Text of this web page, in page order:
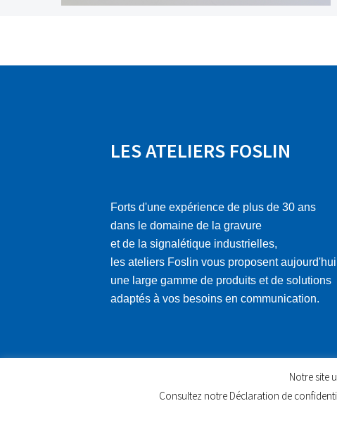
LES ATELIERS FOSLIN
Forts d'une expérience de plus de 30 ans
dans le domaine de la gravure
et de la signalétique industrielles,
les ateliers Foslin vous proposent aujourd'hui
une large gamme de produits et de solutions
adaptés à vos besoins en communication.
Notre site
Consultez notre Déclaration de